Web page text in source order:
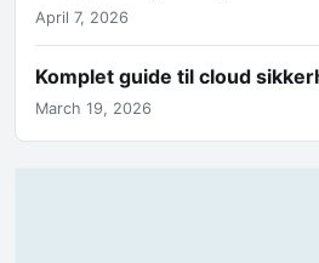
April 7, 2026
Komplet guide til cloud
March 19, 2026